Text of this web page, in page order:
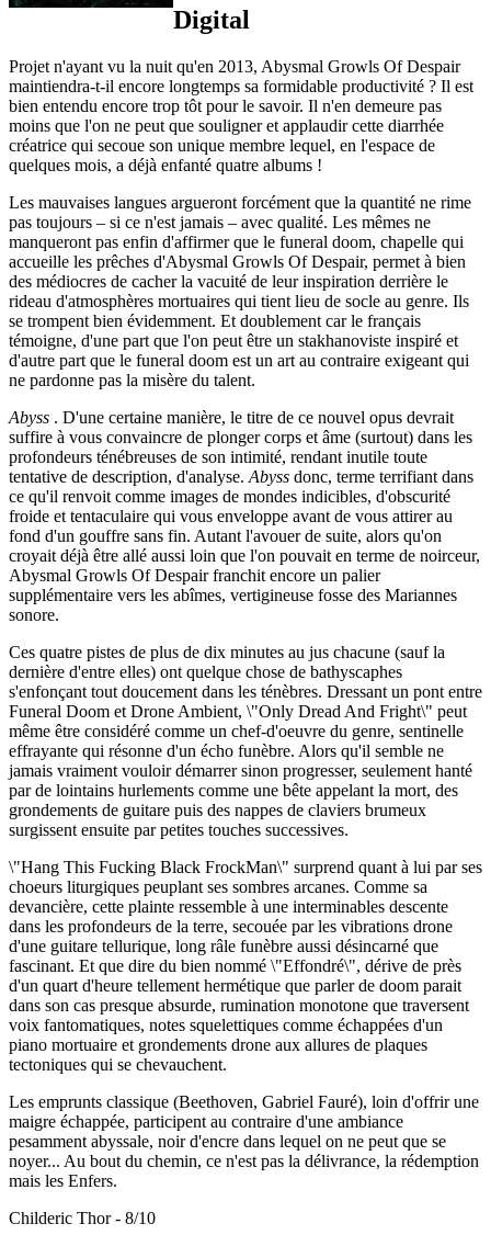
Digital
Projet n'ayant vu la nuit qu'en 2013, Abysmal Growls Of Despair
maintiendra-t-il encore longtemps sa formidable productivité ? Il est
bien entendu encore trop tôt pour le savoir. Il n'en demeure pas
moins que l'on ne peut que souligner et applaudir cette diarrhée
créatrice qui secoue son unique membre lequel, en l'espace de
quelques mois, a déjà enfanté quatre albums !
Les mauvaises langues argueront forcément que la quantité ne rime
pas toujours – si ce n'est jamais – avec qualité. Les mêmes ne
manqueront pas enfin d'affirmer que le funeral doom, chapelle qui
accueille les prêches d'Abysmal Growls Of Despair, permet à bien
des médiocres de cacher la vacuité de leur inspiration derrière le
rideau d'atmosphères mortuaires qui tient lieu de socle au genre. Ils
se trompent bien évidemment. Et doublement car le français
témoigne, d'une part que l'on peut être un stakhanoviste inspiré et
d'autre part que le funeral doom est un art au contraire exigeant qui
ne pardonne pas la misère du talent.
Abyss . D'une certaine manière, le titre de ce nouvel opus devrait
suffire à vous convaincre de plonger corps et âme (surtout) dans les
profondeurs ténébreuses de son intimité, rendant inutile toute
tentative de description, d'analyse. Abyss donc, terme terrifiant dans
ce qu'il renvoit comme images de mondes indicibles, d'obscurité
froide et tentaculaire qui vous enveloppe avant de vous attirer au
fond d'un gouffre sans fin. Autant l'avouer de suite, alors qu'on
croyait déjà être allé aussi loin que l'on pouvait en terme de noirceur,
Abysmal Growls Of Despair franchit encore un palier
supplémentaire vers les abîmes, vertigineuse fosse des Mariannes
sonore.
Ces quatre pistes de plus de dix minutes au jus chacune (sauf la
dernière d'entre elles) ont quelque chose de bathyscaphes
s'enfonçant tout doucement dans les ténèbres. Dressant un pont entre
Funeral Doom et Drone Ambient, \"Only Dread And Fright\" peut
même être considéré comme un chef-d'oeuvre du genre, sentinelle
effrayante qui résonne d'un écho funèbre. Alors qu'il semble ne
jamais vraiment vouloir démarrer sinon progresser, seulement hanté
par de lointains hurlements comme une bête appelant la mort, des
grondements de guitare puis des nappes de claviers brumeux
surgissent ensuite par petites touches successives.
\"Hang This Fucking Black FrockMan\" surprend quant à lui par ses
choeurs liturgiques peuplant ses sombres arcanes. Comme sa
devancière, cette plainte ressemble à une interminables descente
dans les profondeurs de la terre, secouée par les vibrations drone
d'une guitare tellurique, long râle funèbre aussi désincarné que
fascinant. Et que dire du bien nommé \"Effondré\", dérive de près
d'un quart d'heure tellement hermétique que parler de doom parait
dans son cas presque absurde, rumination monotone que traversent
voix fantomatiques, notes squelettiques comme échappées d'un
piano mortuaire et grondements drone aux allures de plaques
tectoniques qui se chevauchent.
Les emprunts classique (Beethoven, Gabriel Fauré), loin d'offrir une
maigre échappée, participent au contraire d'une ambiance
pesamment abyssale, noir d'encre dans lequel on ne peut que se
noyer... Au bout du chemin, ce n'est pas la délivrance, la rédemption
mais les Enfers.
Childeric Thor - 8/10